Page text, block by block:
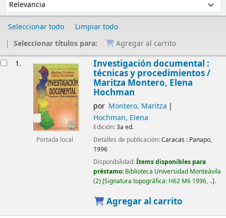
Seleccionar todo
Limpiar todo
Seleccionar títulos para:
Agregar al carrito
1.
Portada local
Investigación documental :
técnicas y procedimientos /
Maritza Montero, Elena
Hochman
por Montero, Maritza
Hochman, Elena
Edición:3a ed.
Detalles de publicación:Caracas : Panapo,
1996
Disponibilidad:Ítems disponibles para
préstamo: Biblioteca Universidad Monteávila
(2) Signatura topográfica: H62 M6 1996, .. .
Agregar al carrito